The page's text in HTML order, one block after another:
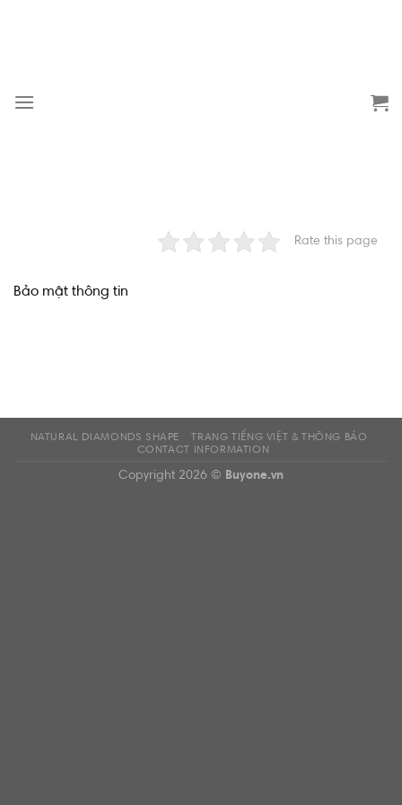
Rate this page
Bảo mật thông tin
NATURAL DIAMONDS SHAPE
TRANG TIẾNG VIỆT & THÔNG BÁO
CONTACT INFORMATION
Copyright 2026 © Buyone.vn